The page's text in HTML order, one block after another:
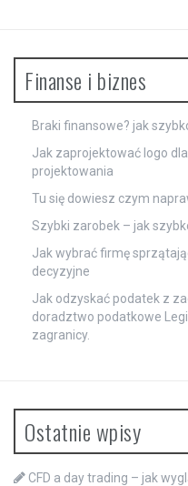
Finanse i biznes
Braki finansowe? jak
Jak zaprojektować logo
projektowania
Tu się dowiesz czym
Szybki zarobek – jak
Jak wybrać firmę
decyzyjne
Jak odzyskać podatek z
doradztwo podatkowe
zagranicy.
Ostatnie wpisy
CFD a day trading – jak